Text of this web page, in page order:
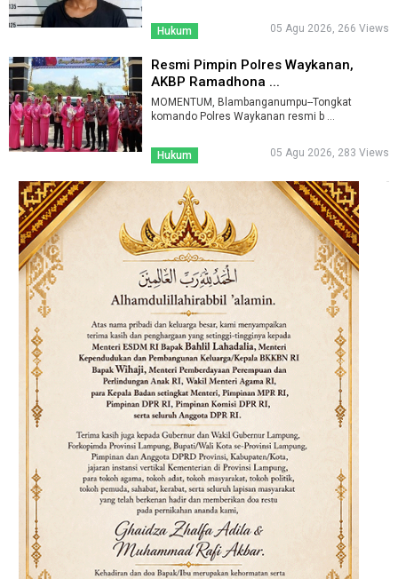
Hukum 05 Agu 2026, 266 Views
Resmi Pimpin Polres Waykanan,
AKBP Ramadhona ...
MOMENTUM, Blambanganumpu--Tongkat
komando Polres Waykanan resmi b ...
Hukum 05 Agu 2026, 283 Views